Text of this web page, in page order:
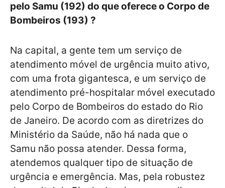
pelo Samu (192) do que oferece o Corpo de
Bombeiros (193) ?
Na capital, a gente tem um serviço de
atendimento móvel de urgência muito ativo,
com uma frota gigantesca, e um serviço de
atendimento pré-hospitalar móvel executado
pelo Corpo de Bombeiros do estado do Rio
de Janeiro. De acordo com as diretrizes do
Ministério da Saúde, não há nada que o
Samu não possa atender. Dessa forma,
atendemos qualquer tipo de situação de
urgência e emergência. Mas, pela robustez